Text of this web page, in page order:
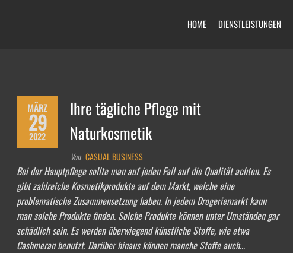
HOME DIENSTLEISTUNGEN
MÄRZ
29
2022
Ihre tägliche Pflege mit
Naturkosmetik
Von CASUAL BUSINESS
Bei der Hauptpflege sollte man auf jeden Fall auf die Qualität achten. Es
gibt zahlreiche Kosmetikprodukte auf dem Markt, welche eine
problematische Zusammensetzung haben. In jedem Drogeriemarkt kann
man solche Produkte finden. Solche Produkte können unter Umständen gar
schädlich sein. Es werden überwiegend künstliche Stoffe, wie etwa
Cashmeran benutzt. Darüber hinaus können manche Stoffe auch…